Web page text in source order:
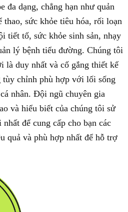
đa dạng, chẳng hạn như quản
thao, sức khỏe tiêu hóa, rối loạn
tiết tố, sức khỏe sinh sản, nhạy
lý bệnh tiểu đường. Chúng tôi
là duy nhất và cố gắng thiết kế
tùy chỉnh phù hợp với lối sống
nhân. Đội ngũ chuyên gia
và hiểu biết của chúng tôi sử
để cung cấp cho bạn các
quả và phù hợp nhất để hỗ trợ